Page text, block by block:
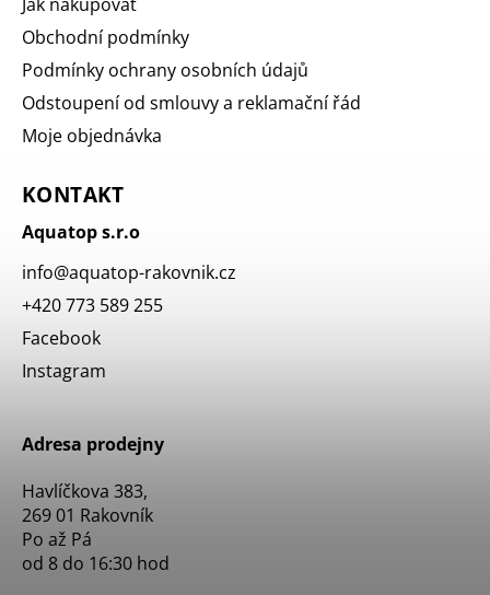
Obchodní podmínky
Podmínky ochrany osobních údajů
Odstoupení od smlouvy a reklamační řád
Moje objednávka
KONTAKT
Aquatop s.r.o
info@aquatop-rakovnik.cz
+420 773 589 255
Facebook
Instagram
Adresa prodejny
Havlíčkova 383,
269 01 Rakovník
Po až Pá
od 8 do 16:30 hod